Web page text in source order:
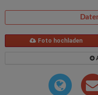
Foto hochladen